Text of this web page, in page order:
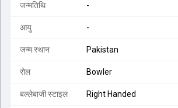
जन्मतिथि -
आयु -
जन्म स्थान Pakistan
रोल Bowler
बल्लेबाजी स्टाइल Right Handed